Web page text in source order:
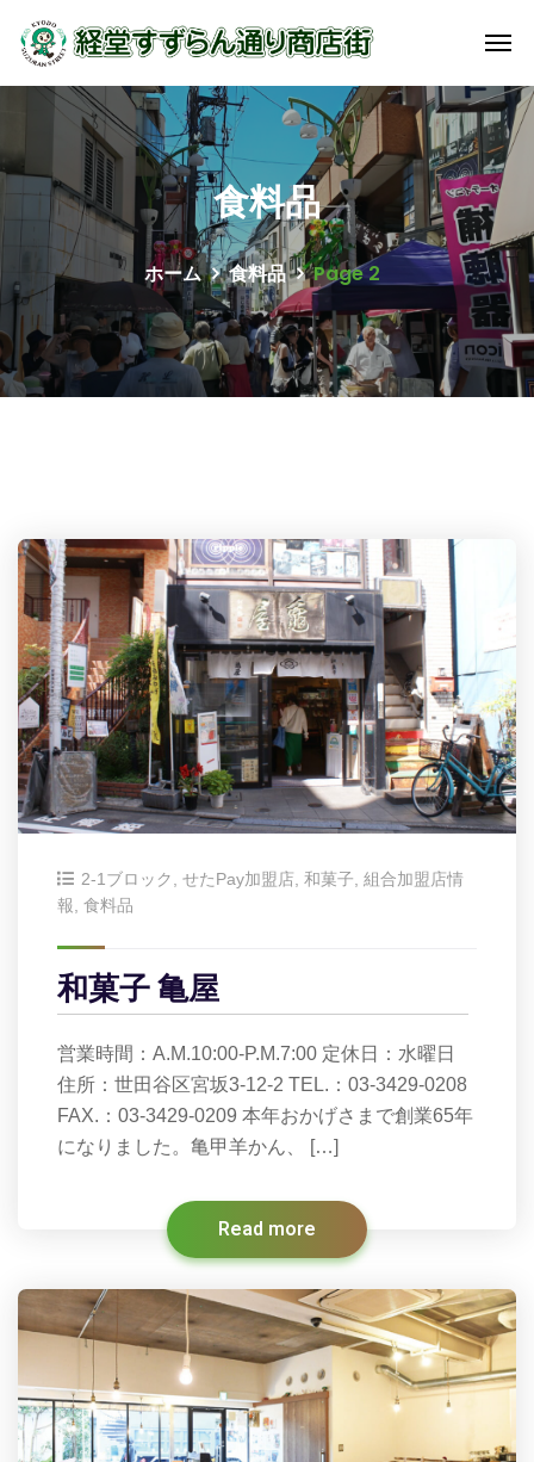
食料品
ホーム 食料品 Page 2
2-1ブロック, せたPay加盟店, 和菓子, 組合加盟店情
報, 食料品
和菓子 亀屋
営業時間：A.M.10:00-P.M.7:00 定休日：水曜日
住所：世田谷区宮坂3-12-2 TEL.：03-3429-0208
FAX.：03-3429-0209 本年おかげさまで創業65年
になりました。亀甲羊かん、 […]
Read more